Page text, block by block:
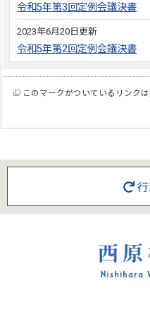
令和5年第3回定例会議決書
2023年6月20日更新
令和5年第2回定例会議決書
このマークがついているリンク
行